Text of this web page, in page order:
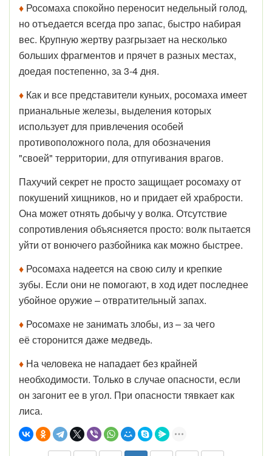
♦ Росомаха спокойно переносит недельный голод,
но отъедается всегда про запас, быстро набирая
вес. Крупную жертву разгрызает на несколько
больших фрагментов и прячет в разных местах,
доедая постепенно, за 3-4 дня.
♦ Как и все представители куньих, росомаха имеет
прианальные железы, выделения которых
использует для привлечения особей
противоположного пола, для обозначения
"своей" территории, для отпугивания врагов.
Пахучий секрет не просто защищает росомаху от
покушений хищников, но и придает ей храбрости.
Она может отнять добычу у волка. Отсутствие
сопротивления объясняется просто: волк пытается
уйти от вонючего разбойника как можно быстрее.
♦ Росомаха надеется на свою силу и крепкие
зубы. Если они не помогают, в ход идет последнее
убойное оружие – отвратительный запах.
♦ Росомахе не занимать злобы, из – за чего
её сторонится даже медведь.
♦ На человека не нападает без крайней
необходимости. Только в случае опасности, если
он загонит ее в угол. При опасности тявкает как
лиса.